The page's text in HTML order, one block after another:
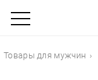
Товары для мужчин